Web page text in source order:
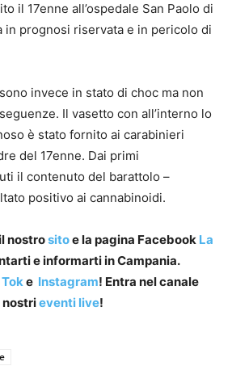
il 17enne all’ospedale San Paolo di
in prognosi riservata e in pericolo di
invece in stato di choc ma non
Il vasetto con all’interno lo
è stato fornito ai carabinieri
del 17enne. Dai primi
il contenuto del barattolo –
positivo ai cannabinoidi.
nostrositoe la pagina Facebook La
e informarti in Campania.
e Instagram! Entra nel canale
nostrieventi live!